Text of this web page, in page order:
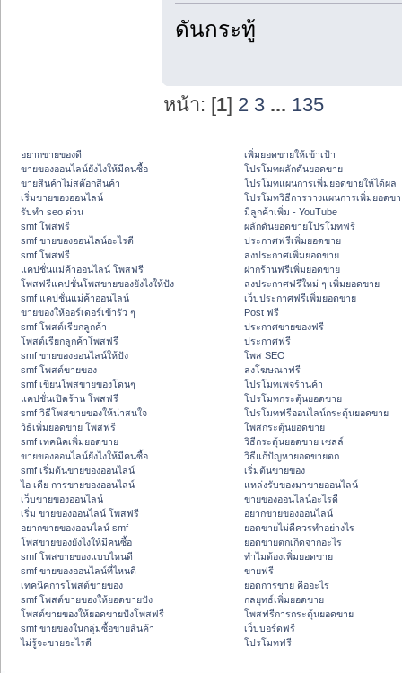
ดันกระทู้
หน้า: [1] 2 3 ... 135
อยากขายของดี
ขายของออนไลน์ยังไงให้มีคนซื้อ
ขายสินค้าไม่สต๊อกสินค้า
เริ่มขายของออนไลน์
รับทำ seo ด่วน
smf โพสฟรี
smf ขายของออนไลน์อะไรดี
smf โพสฟรี
แคปชั่นแม่ค้าออนไลน์ โพสฟรี
โพสฟรีแคปชั่นโพสขายของยังไงให้ปัง
smf แคปชั่นแม่ค้าออนไลน์
ขายของให้ออร์เดอร์เข้ารัว ๆ
smf โพสต์เรียกลูกค้า
โพสต์เรียกลูกค้าโพสฟรี
smf ขายของออนไลน์ให้ปัง
smf โพสต์ขายของ
smf เขียนโพสขายของโดนๆ
แคปชั่นเปิดร้าน โพสฟรี
smf วิธีโพสขายของให้น่าสนใจ
วิธีเพิ่มยอดขาย โพสฟรี
smf เทคนิคเพิ่มยอดขาย
ขายของออนไลน์ยังไงให้มีคนซื้อ
smf เริ่มต้นขายของออนไลน์
ไอ เดีย การขายของออนไลน์
เว็บขายของออนไลน์
เริ่ม ขายของออนไลน์ โพสฟรี
อยากขายของออนไลน์ smf
โพสขายของยังไงให้มีคนซื้อ
smf โพสขายของแบบไหนดี
smf ขายของออนไลน์ที่ไหนดี
เทคนิคการโพสต์ขายของ
smf โพสต์ขายของให้ยอดขายปัง
โพสต์ขายของให้ยอดขายปังโพสฟรี
smf ขายของในกลุ่มซื้อขายสินค้า
ไม่รู้จะขายอะไรดี
เพิ่มยอดขายให้เข้าเป้า
โปรโมทผลักดันยอดขาย
โปรโมทแผนการเพิ่มยอดขายให้ได้ผล
โปรโมทวิธีการวางแผนการเพิ่มยอดข
มีลูกค้าเพิ่ม - YouTube
ผลักดันยอดขายโปรโมทฟรี
ประกาศฟรีเพิ่มยอดขาย
ลงประกาศเพิ่มยอดขาย
ฝากร้านฟรีเพิ่มยอดขาย
ลงประกาศฟรีใหม่ ๆ เพิ่มยอดขาย
เว็บประกาศฟรีเพิ่มยอดขาย
Post ฟรี
ประกาศขายของฟรี
ประกาศฟรี
โพส SEO
ลงโฆษณาฟรี
โปรโมทเพจร้านค้า
โปรโมทกระตุ้นยอดขาย
โปรโมทฟรีออนไลน์กระตุ้นยอดขาย
โพสกระตุ้นยอดขาย
วิธีกระตุ้นยอดขาย เซลล์
วิธีแก้ปัญหายอดขายตก
เริ่มต้นขายของ
แหล่งรับของมาขายออนไลน์
ขายของออนไลน์อะไรดี
อยากขายของออนไลน์
ยอดขายไม่ดีควรทำอย่างไร
ยอดขายตกเกิดจากอะไร
ทำไมต้องเพิ่มยอดขาย
ขายฟรี
ยอดการขาย คืออะไร
กลยุทธ์เพิ่มยอดขาย
โพสฟรีการกระตุ้นยอดขาย
เว็บบอร์ดฟรี
โปรโมทฟรี